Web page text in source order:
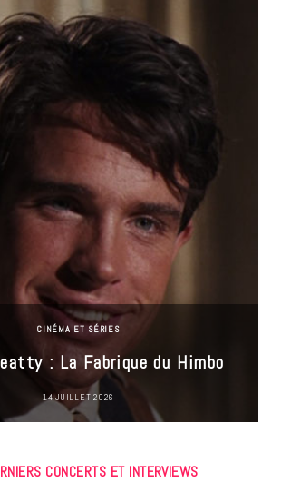
CINÉMA ET SÉRIES
: La Fabrique du Himbo
14 JUILLET 2026
CONCERTS ET INTERVIEWS